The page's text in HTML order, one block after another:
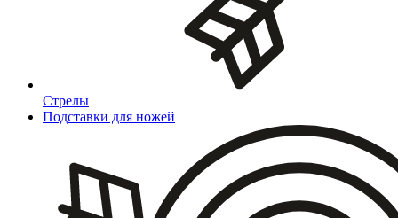
Стрелы
Подставки для ножей